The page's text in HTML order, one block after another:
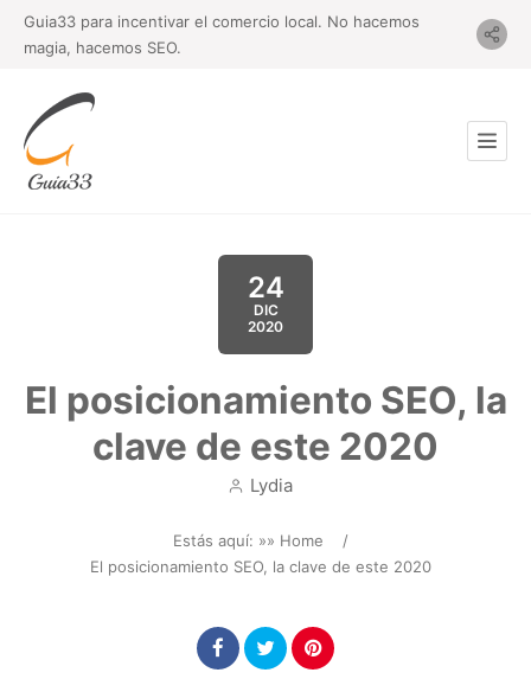
Guia33 para incentivar el comercio local. No hacemos
magia, hacemos SEO.
24
DIC
2020
El posicionamiento SEO, la
clave de este 2020
Lydia
Estás aquí: »» Home
/
El posicionamiento SEO, la clave de este 2020